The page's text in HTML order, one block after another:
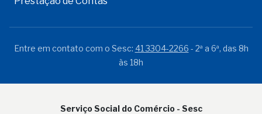
Entre em contato com o Sesc: 41 3304-2266 - 2ª a 6ª, das 8h
às 18h
Serviço Social do Comércio - Sesc